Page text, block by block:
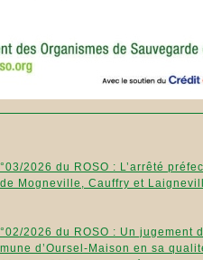
2026 du ROSO : L’arrêté
Mogneville, Cauffry et
2026 du ROSO : Un
d’Oursel-Maison en sa